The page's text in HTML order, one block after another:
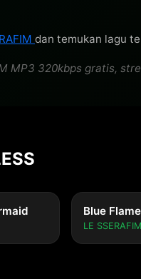
dan temukan lagu
MP3 320kbps gratis,
Blue Flame
LE SSERAFIM